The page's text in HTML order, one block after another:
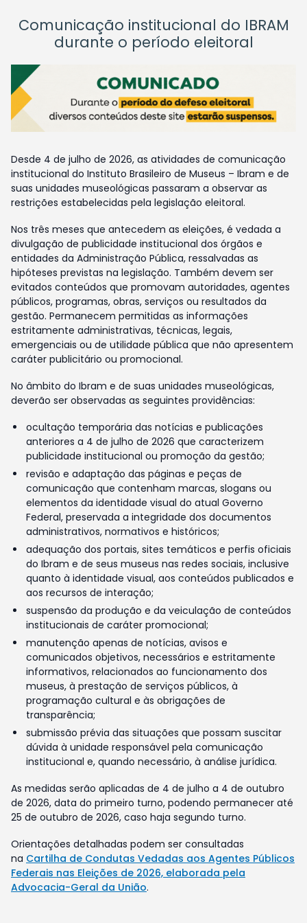
Comunicação institucional do IBRAM
durante o período eleitoral
Desde 4 de julho de 2026, as atividades de comunicação
institucional do Instituto Brasileiro de Museus – Ibram e de
suas unidades museológicas passaram a observar as
restrições estabelecidas pela legislação eleitoral.
Nos três meses que antecedem as eleições, é vedada a
divulgação de publicidade institucional dos órgãos e
entidades da Administração Pública, ressalvadas as
hipóteses previstas na legislação. Também devem ser
evitados conteúdos que promovam autoridades, agentes
públicos, programas, obras, serviços ou resultados da
gestão. Permanecem permitidas as informações
estritamente administrativas, técnicas, legais,
emergenciais ou de utilidade pública que não apresentem
caráter publicitário ou promocional.
No âmbito do Ibram e de suas unidades museológicas,
deverão ser observadas as seguintes providências:
ocultação temporária das notícias e publicações
anteriores a 4 de julho de 2026 que caracterizem
publicidade institucional ou promoção da gestão;
revisão e adaptação das páginas e peças de
comunicação que contenham marcas, slogans ou
elementos da identidade visual do atual Governo
Federal, preservada a integridade dos documentos
administrativos, normativos e históricos;
adequação dos portais, sites temáticos e perfis oficiais
do Ibram e de seus museus nas redes sociais, inclusive
quanto à identidade visual, aos conteúdos publicados e
aos recursos de interação;
suspensão da produção e da veiculação de conteúdos
institucionais de caráter promocional;
manutenção apenas de notícias, avisos e
comunicados objetivos, necessários e estritamente
informativos, relacionados ao funcionamento dos
museus, à prestação de serviços públicos, à
programação cultural e às obrigações de
transparência;
submissão prévia das situações que possam suscitar
dúvida à unidade responsável pela comunicação
institucional e, quando necessário, à análise jurídica.
As medidas serão aplicadas de 4 de julho a 4 de outubro
de 2026, data do primeiro turno, podendo permanecer até
25 de outubro de 2026, caso haja segundo turno.
Orientações detalhadas podem ser consultadas
na Cartilha de Condutas Vedadas aos Agentes Públicos
Federais nas Eleições de 2026, elaborada pela
Advocacia-Geral da União.